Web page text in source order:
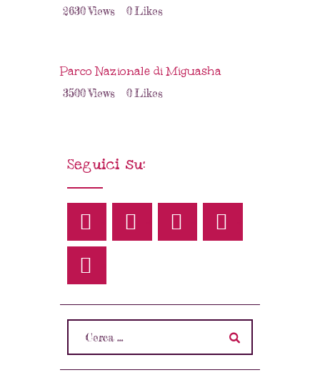
2630Views 0Likes
Parco Nazionale di Miguasha
3500Views 0Likes
Seguici su: